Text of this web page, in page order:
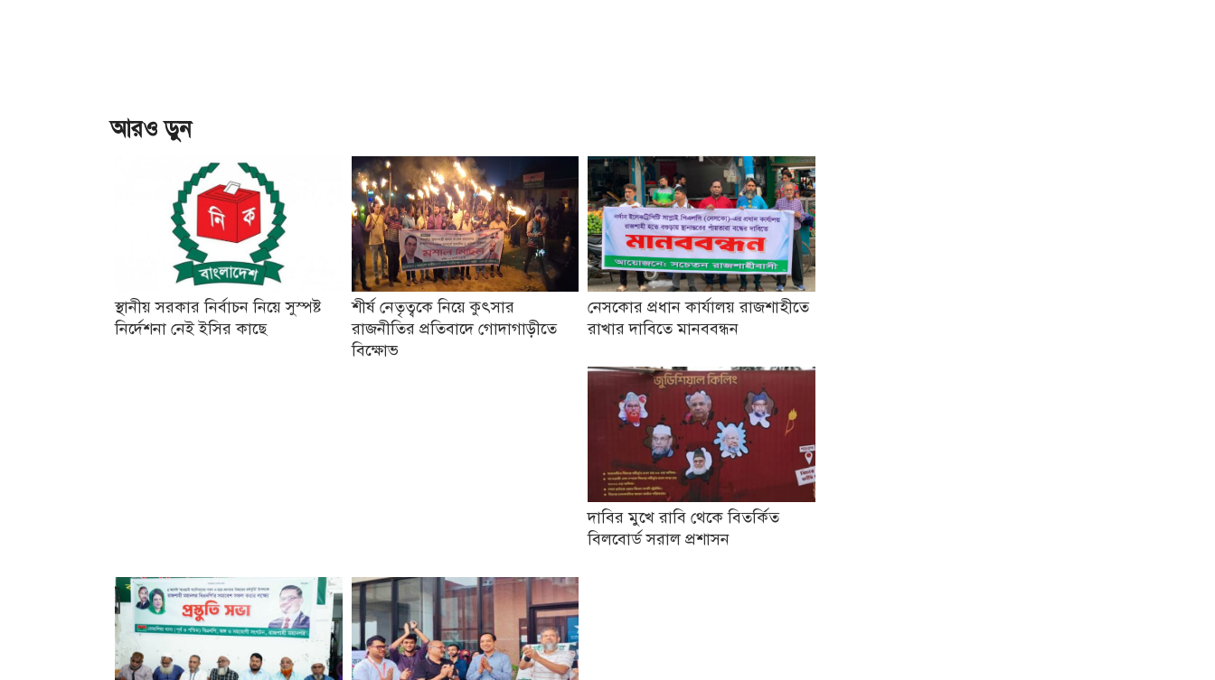
আরও ড়ুন
স্থানীয় সরকার নির্বাচন নিয়ে সুস্পষ্ট
নির্দেশনা নেই ইসির কাছে
শীর্ষ নেতৃত্বকে নিয়ে কুৎসার
রাজনীতির প্রতিবাদে গোদাগাড়ীতে
বিক্ষোভ
নেসকোর প্রধান কার্যালয় রাজশাহীতে
রাখার দাবিতে মানববন্ধন
দাবির মুখে রাবি থেকে বিতর্কিত
বিলবোর্ড সরাল প্রশাসন